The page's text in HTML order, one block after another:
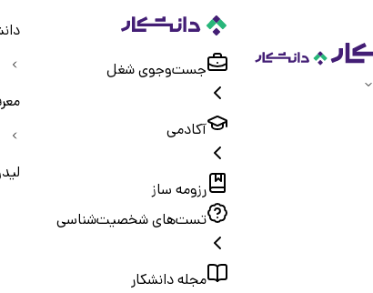
جست‌و‌جوی شغل
آکادمی
رزومه ساز
تست‌های شخصیت‌شناسی
مجله دانشکار